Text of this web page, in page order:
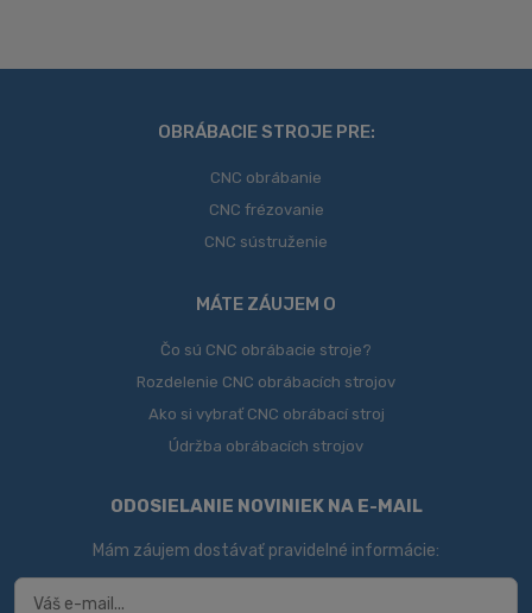
OBRÁBACIE STROJE PRE:
CNC obrábanie
CNC frézovanie
CNC sústruženie
MÁTE ZÁUJEM O
Čo sú CNC obrábacie stroje?
Rozdelenie CNC obrábacích strojov
Ako si vybrať CNC obrábací stroj
Údržba obrábacích strojov
ODOSIELANIE NOVINIEK NA E-MAIL
Mám záujem dostávať pravidelné informácie: